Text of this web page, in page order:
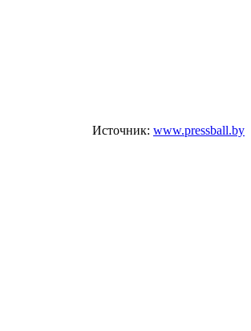
Источник: www.pressball.by